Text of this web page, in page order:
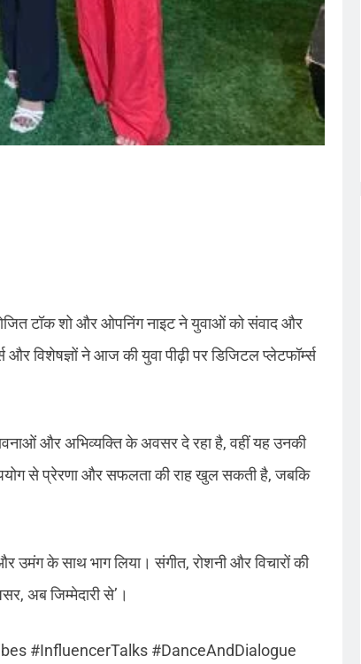
टॉक शो और ओपनिंग नाइट ने युवाओं को संवाद और
विशेषज्ञों ने आज की युवा पीढ़ी पर डिजिटल प्लेटफॉर्म्स
और अभिव्यक्ति के अवसर दे रहा है, वहीं यह उनकी
से प्रेरणा और सफलता की राह खुल सकती है, जबकि
उमंग के साथ भाग लिया। संगीत, रोशनी और विचारों की
अब जिम्मेदारी से’।
#InfluencerTalks #DanceAndDialogue